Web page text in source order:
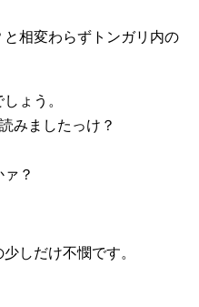
相変わらずトンガリ内の
ょう。
みましたっけ？
？
しだけ不憫です。